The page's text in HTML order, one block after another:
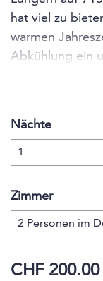
hat viel zu
warmen
Abkühlung ein
Sommer wie
Hotel B&B
Nächte
Zimmer
CHF 200.00